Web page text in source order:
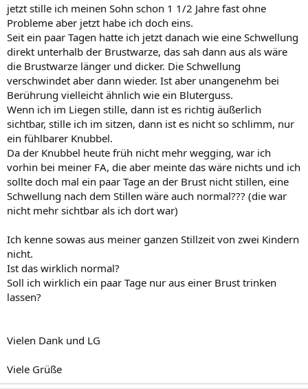
jetzt stille ich meinen Sohn schon 1 1/2 Jahre fast ohne
Probleme aber jetzt habe ich doch eins.
Seit ein paar Tagen hatte ich jetzt danach wie eine Schwellung
direkt unterhalb der Brustwarze, das sah dann aus als wäre
die Brustwarze länger und dicker. Die Schwellung
verschwindet aber dann wieder. Ist aber unangenehm bei
Berührung vielleicht ähnlich wie ein Bluterguss.
Wenn ich im Liegen stille, dann ist es richtig äußerlich
sichtbar, stille ich im sitzen, dann ist es nicht so schlimm, nur
ein fühlbarer Knubbel.
Da der Knubbel heute früh nicht mehr wegging, war ich
vorhin bei meiner FA, die aber meinte das wäre nichts und ich
sollte doch mal ein paar Tage an der Brust nicht stillen, eine
Schwellung nach dem Stillen wäre auch normal??? (die war
nicht mehr sichtbar als ich dort war)
Ich kenne sowas aus meiner ganzen Stillzeit von zwei Kindern
nicht.
Ist das wirklich normal?
Soll ich wirklich ein paar Tage nur aus einer Brust trinken
lassen?
Vielen Dank und LG
Viele Grüße